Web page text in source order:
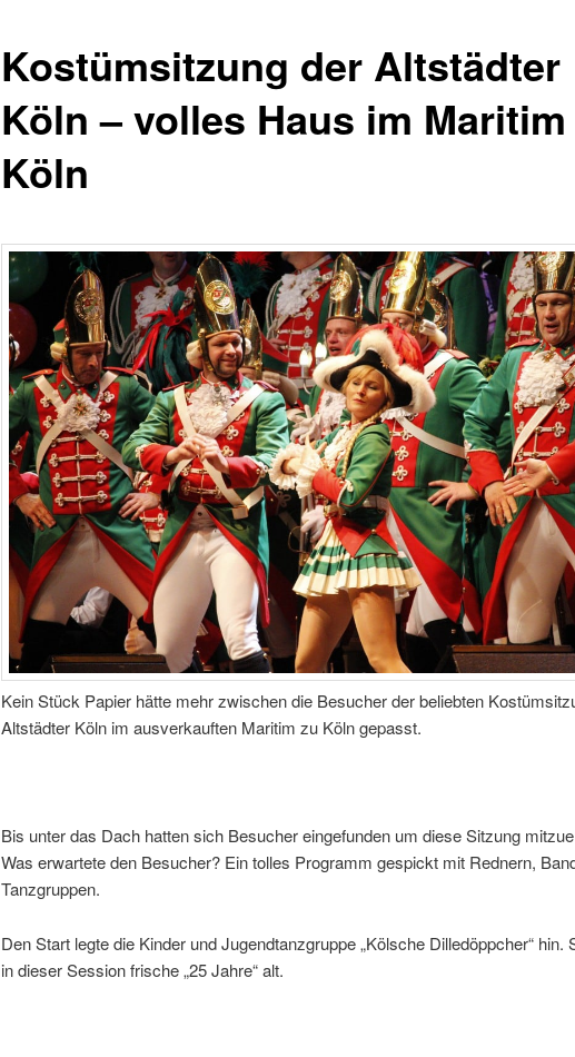
Kostümsitzung der Altstädter
Köln – volles Haus im
Köln
Kein Stück Papier hätte mehr zwischen die Besucher der beliebten
Altstädter Köln im ausverkauften Maritim zu Köln gepasst.
Bis unter das Dach hatten sich Besucher eingefunden um diese Sitzung
Was erwartete den Besucher? Ein tolles Programm gespickt mit Rednern,
Tanzgruppen.
Den Start legte die Kinder und Jugendtanzgruppe „Kölsche Dilledöppcher“ hin.
in dieser Session frische „25 Jahre“ alt.